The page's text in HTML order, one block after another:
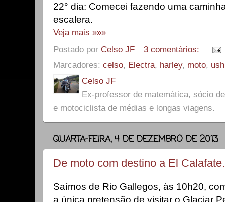
22° dia: Comecei fazendo uma
escalera.
Veja mais »»»
Postado por Celso JF
3 comentários:
Marcadores: celso, Electra, harley, moto,
Celso JF
Ex-professor de matemática, sócio
e motociclista de médias e longas viagens.
QUARTA-FEIRA, 4 DE DEZEMBRO DE 2013
De moto com destino a El Calafate.
Saímos de Rio Gallegos, às 10h20,
a única pretensão de visitar o Glaciar